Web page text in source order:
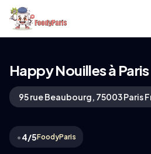
Happy Nouilles à Paris
95 rue Beaubourg, 75003 Paris
•4/5FoodyParis